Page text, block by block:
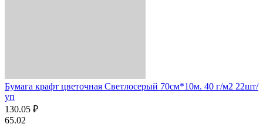
Бумага крафт цветочная Светлосерый 70см*10м. 40 г/м2 22шт/
уп
130.05 ₽
65.02